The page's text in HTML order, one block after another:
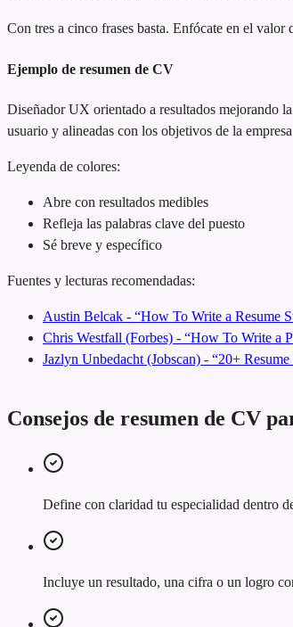
Con tres a cinco frases basta. Enfócate en el valor
Ejemplo de resumen de CV
Diseñador UX orientado a resultados mejorando
usuario y alineadas con los objetivos de la
Leyenda de colores:
Abre con resultados medibles
Refleja las palabras clave del puesto
Sé breve y específico
Fuentes y lecturas recomendadas:
Austin Belcak - “How To Write a Resume
Chris Westfall (Forbes) - “How To Write a
Jazlyn Unbedacht (Jobscan) - “20+
Consejos de resumen de CV
Define con claridad tu especialidad dentro
Incluye un resultado, una cifra o un logro